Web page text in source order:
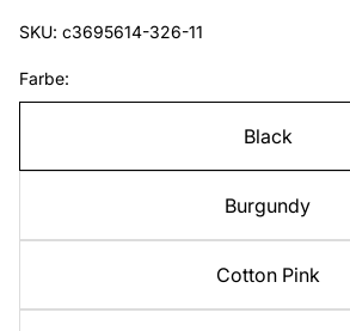
SKU: c3695614-326-11
Farbe:
Black
Burgundy
Cotton Pink